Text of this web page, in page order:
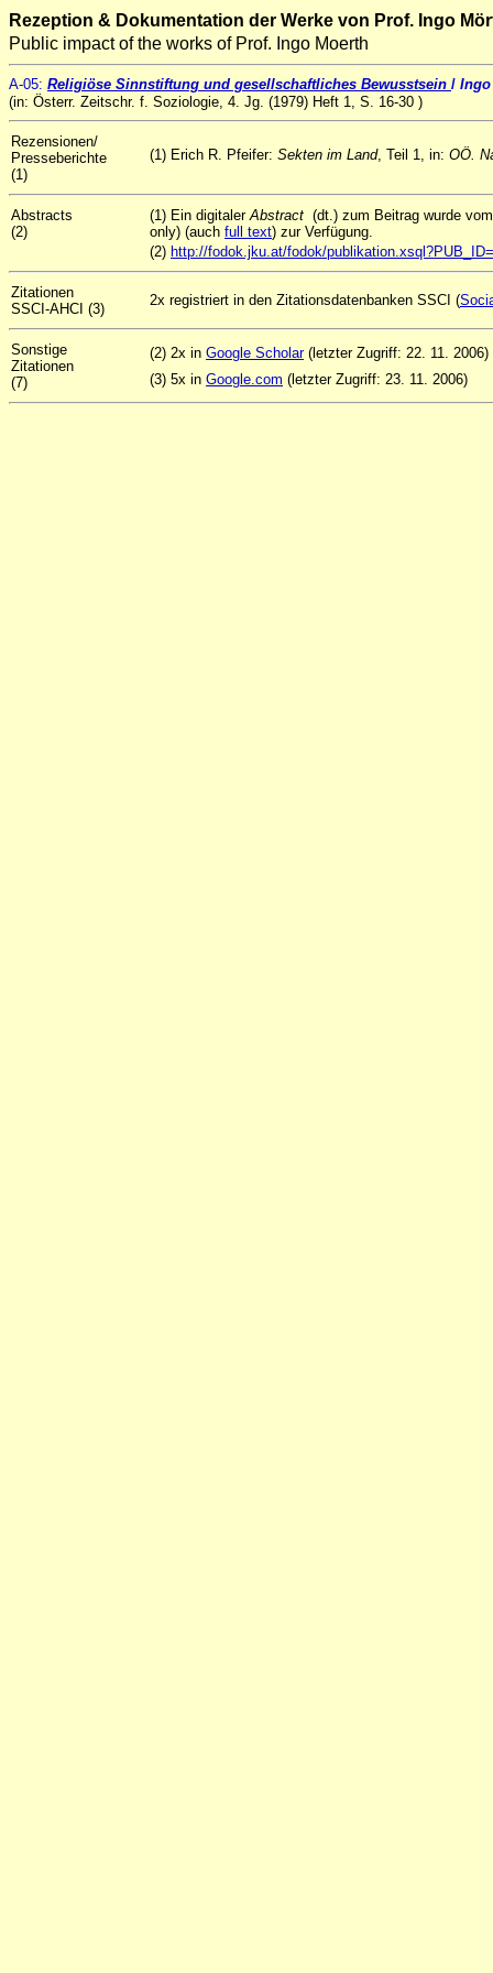
Rezeption & Dokumentation der Werke von Prof. Ingo
Public impact of the works of Prof. Ingo Moerth
A-05: Religiöse Sinnstiftung und gesellschaftliches Bewusstsein /
(in: Österr. Zeitschr. f. Soziologie, 4. Jg. (1979) Heft 1, S. 16-30 )
Rezensionen/
Presseberichte
(1)
(1) Erich R. Pfeifer: Sekten im Land, Teil 1, in: OÖ.
Abstracts
(2)
(1) Ein digitalerAbstract (dt.) zum Beitrag wurde
only) (auch full text) zur Verfügung.
(2) http://fodok.jku.at/fodok/
Zitationen
SSCI-AHCI (3)
2x registriert in den Zitationsdatenbanken SSCI (
Sonstige
Zitationen
(7)
(2) 2x in Google Scholar(letzter Zugriff: 22. 11. 2006)
(3) 5x in Google.com (letzter Zugriff: 23. 11. 2006)